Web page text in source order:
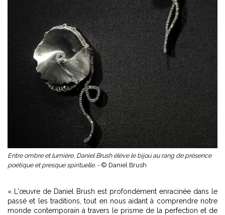
Entre ombre et lumière, Daniel Brush élève le bijou au rang de présence
poétique et presque spirituelle. - © Daniel Brush
« L'œuvre de Daniel Brush est profondément enracinée dans le
passé et les traditions, tout en nous aidant à comprendre notre
monde contemporain à travers le prisme de la perfection et de